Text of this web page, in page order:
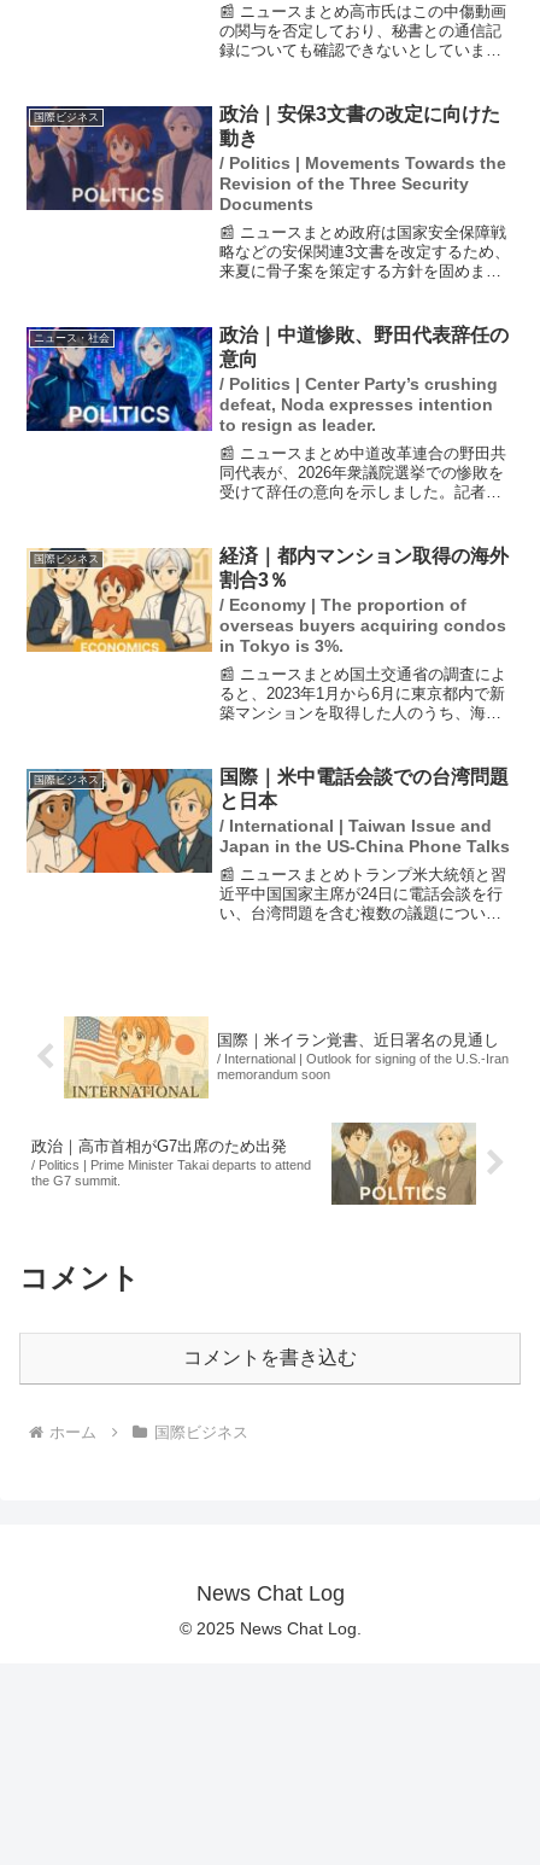
📰 ニュースまとめ高市氏はこの中傷動画
の関与を否定しており、秘書との通信記
録についても確認できないとしていま
画をSNSに投稿したとの報道があり、動
画作成に関わったとされ...
国際ビジネス
政治｜安保3文書の改定に向けた
動き
/ Politics | Movements Towards the
Revision of the Three Security
Documents
📰 ニュースまとめ政府は国家安全保障戦
略などの安保関連3文書を改定するため、
来夏に骨子案を策定する方針を固めまし
ります。また、米国をはじめとした関係
国への説明によっ...
ニュース・社会
政治｜中道惨敗、野田代表辞任の
意向
/ Politics | Center Party’s crushing
defeat, Noda expresses intention
to resign as leader.
📰 ニュースまとめ中道改革連合の野田共
同代表が、2026年衆議院選挙での惨敗を
受けて辞任の意向を示しました。記者会
必要性を認めています。自民党が単独で3
分の2の議席を確...
国際ビジネス
経済｜都内マンション取得の海外
割合3％
/ Economy | The proportion of
overseas buyers acquiring condos
in Tokyo is 3%.
📰 ニュースまとめ国土交通省の調査によ
ると、2023年1月から6月に東京都内で新
築マンションを取得した人のうち、海外
2.6％や京都府の2.3％を上回ります。ま
た、短期...
国際ビジネス
国際｜米中電話会談での台湾問題
と日本
/ International | Taiwan Issue and
Japan in the US-China Phone Talks
📰 ニュースまとめトランプ米大統領と習
近平中国国家主席が24日に電話会談を行
い、台湾問題を含む複数の議題について
国際｜米イラン覚書、近日署名の見通し
/ International | Outlook for signing of the U.S.-Iran
memorandum soon
政治｜高市首相がG7出席のため出発
/ Politics | Prime Minister Takai departs to attend
the G7 summit.
コメント
コメントを書き込む
ホーム 国際ビジネス
News Chat Log
© 2025 News Chat Log.